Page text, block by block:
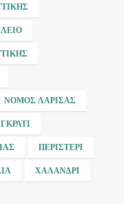
ΝΟΜΌΣ ΛΆΡΙΣΑΣ
ΠΕΡΙΣΤΈΡΙ
ΧΑΛΆΝΔΡΙ